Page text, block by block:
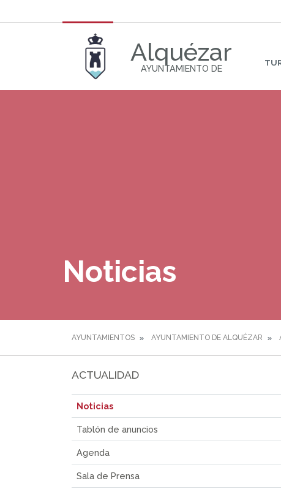
Alquézar
AYUNTAMIENTO DE
Noticias
AYUNTAMIENTOS AYUNTAMIENTO DE ALQUÉZAR
ACTUALIDAD
Noticias
Tablón de anuncios
Agenda
Sala de Prensa